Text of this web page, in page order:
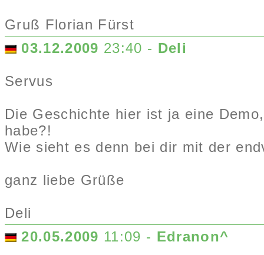
Gruß Florian Fürst
03.12.2009 23:40 - Deli
Servus
Die Geschichte hier ist ja eine
habe?!
Wie sieht es denn bei dir mit der
ganz liebe Grüße
Deli
20.05.2009 11:09 - Edranon^